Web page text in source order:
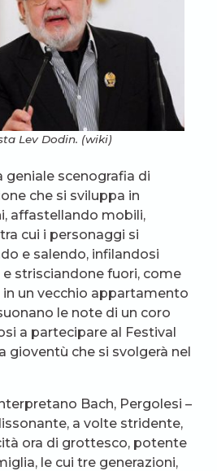
Lev Dodin. (wiki)
geniale scenografia di
che si sviluppa in
affastellando mobili,
cui i personaggi si
e salendo, infilandosi
strisciandone fuori, come
un vecchio appartamento
le note di un coro
a partecipare al Festival
gioventù che si svolgerà nel
Bach, Pergolesi –
a volte stridente,
ora di grottesco, potente
le cui tre generazioni,